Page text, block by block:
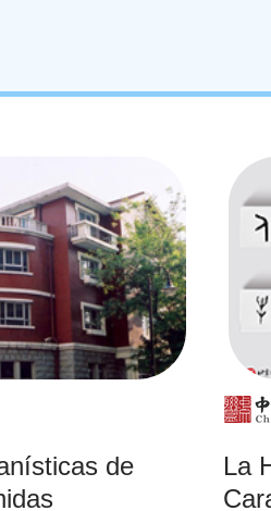
de
La